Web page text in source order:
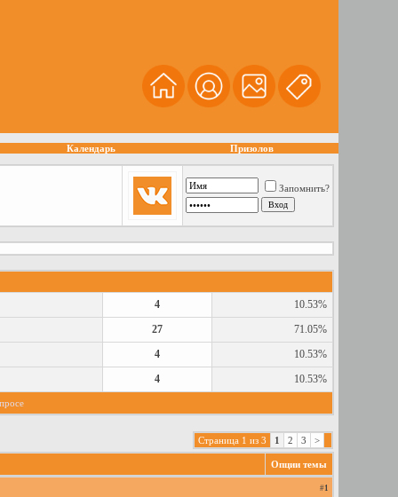
Календарь Призолов
Запомнить?
4
10.53%
27
71.05%
4
10.53%
4
10.53%
Страница 1 из 3 1 2 3 >
Опции темы
#1